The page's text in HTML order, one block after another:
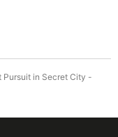
Pursuit in Secret City -